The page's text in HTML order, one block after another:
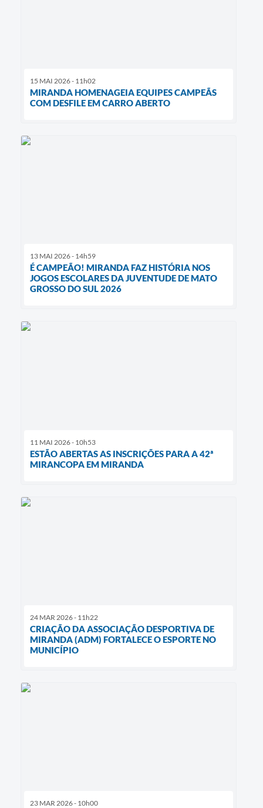
15 MAI 2026 - 11h02
MIRANDA HOMENAGEIA EQUIPES CAMPEÃS
COM DESFILE EM CARRO ABERTO
13 MAI 2026 - 14h59
É CAMPEÃO! MIRANDA FAZ HISTÓRIA NOS
JOGOS ESCOLARES DA JUVENTUDE DE MATO
GROSSO DO SUL 2026
11 MAI 2026 - 10h53
ESTÃO ABERTAS AS INSCRIÇÕES PARA A 42ª
MIRANCOPA EM MIRANDA
24 MAR 2026 - 11h22
CRIAÇÃO DA ASSOCIAÇÃO DESPORTIVA DE
MIRANDA (ADM) FORTALECE O ESPORTE NO
MUNICÍPIO
23 MAR 2026 - 10h00